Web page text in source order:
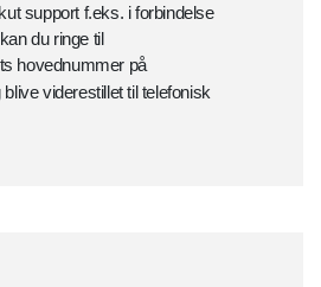
support f.eks. i forbindelse
du ringe til
hovednummer på
blive viderestillet til telefonisk